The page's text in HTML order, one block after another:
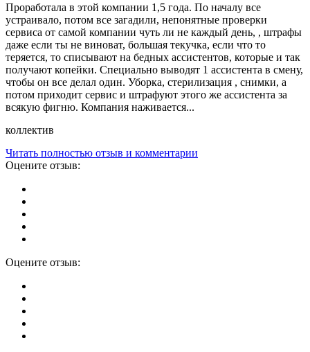
Проработала в этой компании 1,5 года. По началу все
устраивало, потом все загадили, непонятные проверки
сервиса от самой компании чуть ли не каждый день, , штрафы
даже если ты не виноват, большая текучка, если что то
теряется, то списывают на бедных ассистентов, которые и так
получают копейки. Специально выводят 1 ассистента в смену,
чтобы он все делал один. Уборка, стерилизация , снимки, а
потом приходит сервис и штрафуют этого же ассистента за
всякую фигню. Компания наживается...
коллектив
Читать полностью отзыв и комментарии
Оцените отзыв:
Оцените отзыв: